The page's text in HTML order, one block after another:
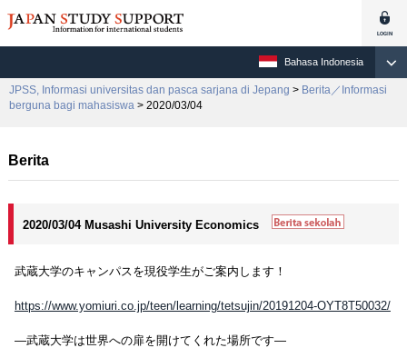
Bahasa Indonesia
JPSS, Informasi universitas dan pasca sarjana di Jepang > Berita／Informasi
berguna bagi mahasiswa > 2020/03/04
Berita
2020/03/04 Musashi University Economics
武蔵大学のキャンパスを現役学生がご案内します！
https://www.yomiuri.co.jp/teen/learning/tetsujin/20191204-OYT8T50032/
―武蔵大学は世界への扉を開けてくれた場所です―